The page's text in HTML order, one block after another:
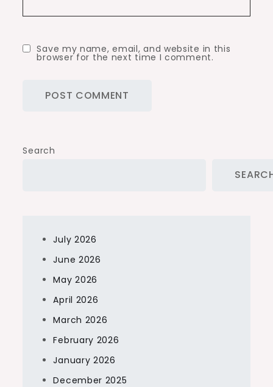
Save my name, email, and website in this
browser for the next time I comment.
Search
July 2026
June 2026
May 2026
April 2026
March 2026
February 2026
January 2026
December 2025